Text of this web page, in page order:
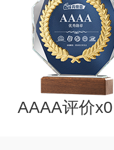
AAAA评价x0